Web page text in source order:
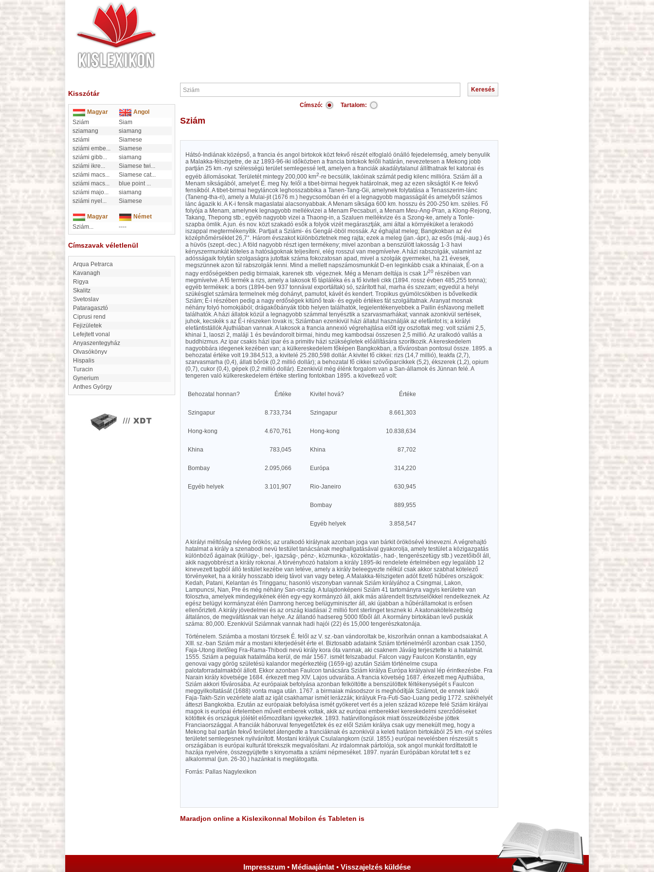
Kisszótár
Magyar
Angol
Sziám
Siam
sziamang
siamang
sziámi
Siamese
sziámi embe...
Siamese
sziámi gibb...
siamang
sziámi ikre... Siamese twi...
sziámi macs... Siamese cat...
sziámi macs... blue point ...
sziámi majo...
siamang
sziámi nyel ... Siamese
Magyar
Német
Sziám...
----
Címszavak véletlenül
Arqua Petrarca
Kavanagh
Rigya
Skalitz
Svetoslav
Pataragasztó
Ciprusi rend
Fejizületek
Lefejtett vonal
Anyaszentegyház
Olvasókönyv
Hispalis
Turacin
Gynerium
Anthes György
Címszó: Tartalom:
Sziám
Hátsó-Indiának középső, a francia és angol birtokok közt fekvő részét elfoglaló önálló fejedelemség, amely benyulik
a Malakka-félszigetre, de az 1893-96-iki időközben a francia birtokok felőli határán, nevezetesen a Mekong jobb
partján 25 km.-nyi szélességü terület semlegessé lett, amelyen a franciák akadálytalanul állíthatnak fel katonai és
egyéb állomásokat. Területét mintegy 200,000 km2-re becsülik, lakóinak számát pedig kilenc millióra. Sziám áll a
Menam síkságából, amelyet É. meg Ny. felől a tibet-birmai hegyek határolnak, meg az ezen síkságtól K-re fekvő
fensíkból. A tibet-birmai hegyláncok leghosszabbika a Tanen-Tang-Gii, amelynek folytatása a Tenasszerim-lánc
(Taneng-tha-ri), amely a Mulai-jit (1676 m.) hegycsomóban éri el a legnagyobb magasságát és amelyből számos
lánc ágazik ki. A K-i fensík magaslatai alacsonyabbak. A Menam síksága 600 km. hosszu és 200-250 km. széles. Fő
folyója a Menam, amelynek legnagyobb mellékvizei a Menam Pecsaburi, a Menam Meu-Ang-Pran, a Klong-Rejong,
Takang, Thepong stb.; egyéb nagyobb vizei a Thaong-in, a Szaluen mellékvize és a Szong-ke, amely a Tonle-
szapba ömlik. A jun. és nov. közt szakadó esők a folyók vizét megárasztják, ami által a környéküket a lerakodó
iszappal megtermékenyítik. Partjait a Sziámi- és Gengál-öböl mossák. Az éghajlat meleg; Bangkokban az évi
középhőmérséklet 26,7°. Három évszakot különböztetnek meg rajta; ezek a meleg (jan.-ápr.), az esős (máj.-aug.) és
a hüvös (szept.-dec.). A föld nagyobb részt igen termékeny; mivel azonban a benszülött lakosság 1-3 havi
kényszermunkát köteles a hatóságoknak teljesíteni, elég rosszul van megmívelve. A házi rabszolgák, valamint az
adósságaik folytán szolgaságra jutottak száma fokozatosan apad, mivel a szolgák gyermekei, ha 21 évesek,
megszünnek azon túl rabszolgák lenni. Mind a mellett napszámosmunkát D-en leginkább csak a khinaiak, É-on a
nagy erdőségekben pedig birmaiak, karenek stb. végeznek. Még a Menam deltája is csak 1/20 részében van
megmívelve. A fő termék a rizs, amely a lakosok fő tápláléka és a fő kiviteli cikk (1894. rossz évben 485,255 tonna);
egyéb termékek: a bors (1894-ben 937 tonnával exportáltak) só, szárított hal, marha és szezam; egyedül a helyi
szükésglet számára termelnek még dohányt, pamutot, kávét és kendert. Tropikus gyümölcsökben is bővelkedik
Sziám; É-i részében pedig a nagy erdőségek kitünő teak- és egyéb értékes fát szolgáltatnak. Aranyat mosnak
néhány folyó homokjából; drágakőbányák több helyen találhatók, legjelentékenyebbek a Pailin ésNavong mellett
találhatók. A házi állatok közül a legnagyobb számmal tenyésztik a szarvasmarhákat; vannak azonkivül sertések,
juhok, kecskék s az É-i részeken lovak is; Sziámban ezenkivül házi állatul használják az elefántot is; a királyi
elefántistállók Ajuthiában vannak. A lakosok a francia annexió végrehajtása előtt igy oszlottak meg: volt sziámi 2,5,
khinai 1, laoszi 2, maláji 1 és bevándorolt birmai, hindu meg kambodsai összesen 2,5 millió. Az uralkodó vallás a
buddhizmus. Az ipar csakis házi ipar és a primitiv házi szükségletek előállítására szorítkozik. A kereskedelem
nagyobbára idegenek kezében van; a külkereskedelem főképen Bangkokban, a fővárosban pontosul össze. 1895. a
behozatal értéke volt 19.384,513, a kivitelé 25.280,598 dollár. A kivitel fő cikkei: rizs (14,7 millió), teakfa (2,7),
szarvasmarha (0,4), állati bőrök (0,2 millió dollár); a behozatal fő cikkei szövőiparcikkek (5,2), ékszerek (1,2), opium
(0,7), cukor (0,4), gépek (0,2 millió dollár). Ezenkivül még élénk forgalom van a San-államok és Jünnan felé. A
tengeren való külkereskedelem értéke sterling fontokban 1895. a következő volt:
Behozatal honnan? Értéke Kivitel hová? Értéke
Szingapur 8.733,734 Szingapur 8.661,303
Hong-kong 4.670,761 Hong-kong 10.838,634
Khina 783,045 Khina 87,702
Bombay 2.095,066 Európa 314,220
Egyéb helyek 3.101,907 Rio-Janeiro 630,945
Bombay 889,955
Egyéb helyek 3.858,547
A királyi méltóság névleg örökös; az uralkodó királynak azonban joga van bárkit örökösévé kinevezni. A végrehajtó
hatalmat a király a szenabodi nevü testület tanácsának meghallgatásával gyakorolja, amely testület a közigazgatás
különböző ágainak (külügy-, bel-, igazság-, pénz-, közmunka-, közoktatás-, had-, tengerészetügy stb.) vezetőiből áll,
akik nagyobbrészt a király rokonai. A törvényhozó hatalom a király 1895-iki rendelete értelmében egy legalább 12
kinevezett tagból álló testület kezébe van letéve, amely a király beleegyezte nélkül csak akkor szabhat kötelező
törvényeket, ha a király hosszabb ideig távol van vagy beteg. A Malakka-félszigeten adót fizető hűbéres országok:
Kedah, Patani, Kelantan és Tringganu; hasonló viszonyban vannak Sziám királyához a Csingmai, Lakon,
Lampuncsi, Nan, Pre és még néhány San-ország. A tulajdonképeni Sziám 41 tartományra vagyis kerületre van
fölosztva, amelyek mindegyikének élén egy-egy kormányzó áll, akik más alárendelt tisztviselőkkel rendelkeznek. Az
egész belügyi kormányzat élén Damrong herceg belügyminiszter áll, aki újabban a hűbérállamokat is erősen
ellenőrizteti. A király jövedelmei és az ország kiadásai 2 millió font sterlinget tesznek ki. A katonakötelezettség
általános, de megváltásnak van helye. Az állandó hadsereg 5000 főből áll. A kormány birtokában levő puskák
száma: 80,000. Ezenkivül Sziámnak vannak hadi hajói (22) és 15,000 tengerészkatonája.
Történelem. Sziámba a mostani törzsek É. felől az V. sz.-ban vándoroltak be, kiszorítván onnan a kambodsaiakat. A
XIII. sz.-ban Sziám már a mostani kiterjedését érte el. Biztosabb adataink Sziám történelméről azonban csak 1350,
Faja-Utong illetőleg Fra-Rama-Thibodi nevü király kora óta vannak, aki csaknem Jáváig terjesztette ki a hatalmát.
1555. Sziám a peguiak hatalmába kerül, de már 1567. ismét felszabadul. Falcon vagy Faulcon Konstantin, egy
genovai vagy görög születésü kalandor megérkeztéig (1659-ig) azután Sziám történelme csupa
palotaforradalmakból állott. Ekkor azonban Faulcon tanácsára Sziám királya Európa királyaival lép érintkezésbe. Fra
Narain király követsége 1684. érkezett meg XIV. Lajos udvarába. A francia követség 1687. érkezett meg Ajuthiába,
Sziám akkori fővárosába. Az európaiak befolyása azonban felköltötte a benszülöttek féltékenységét s Faulcon
meggyilkoltatását (1688) vonta maga után. 1767. a birmaiak másodszor is meghódítják Sziámot, de ennek lakói
Faja-Takh-Szin vezérlete alatt az igát csakhamar ismét lerázzák; királyuk Fra-Futi-Sao-Luang pedig 1772. székhelyét
átteszi Bangkokba. Ezután az európaiak befolyása ismét gyökeret vert és a jelen század közepe felé Sziám királyai
magok is európai értelemben művelt emberek voltak, akik az európai emberekkel kereskedelmi szerződéseket
kötöttek és országuk jólétét előmozdítani igyekeztek. 1893. határvillongások miatt összeütközésbe jöttek
Franciaországgal. A franciák háboruval fenyegetőztek és ez elől Sziám királya csak ugy menekült meg, hogy a
Mekong bal partján fekvő területet átengedte a franciáknak és azonkivül a keleti határon birtokából 25 km.-nyi széles
területet semlegesnek nyilvánított. Mostani királyuk Csulalangkorn (szül. 1855.) európai nevelésben részesült s
országában is európai kulturát törekszik megvalósítani. Az irdalomnak pártolója, sok angol munkát fordíttatott le
hazája nyelvére, összegyüjtette s kinyomatta a sziámi népmeséket. 1897. nyarán Európában körutat tett s ez
alkalommal (jun. 26-30.) hazánkat is meglátogatta.
Forrás: Pallas Nagylexikon
Maradjon online a Kislexikonnal Mobilon és Tableten is
Impresszum • Médiaajánlat • Visszajelzés küldése